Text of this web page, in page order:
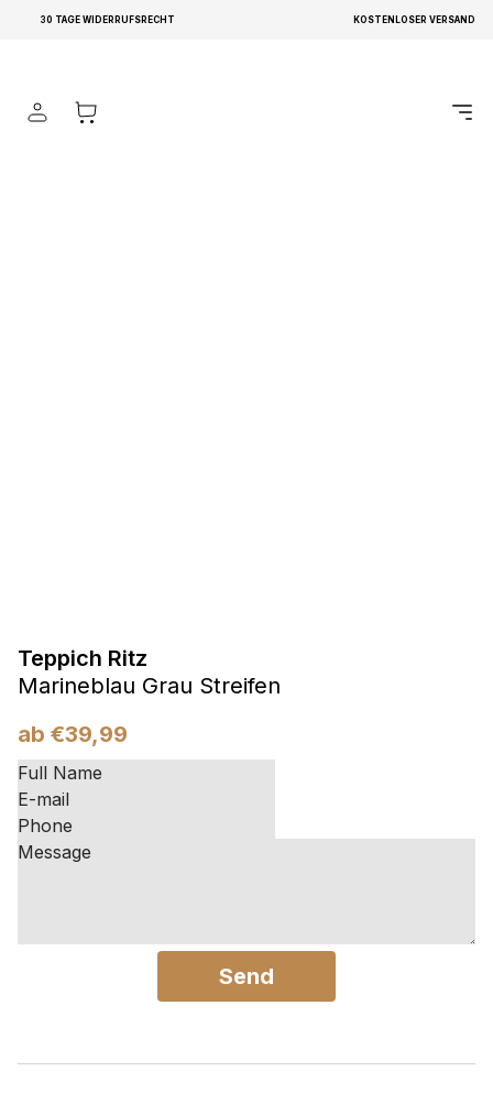
30 TAGE WIDERRUFSRECHT KOSTENLOSER VERSAND
Produkte Teppich Ritz Marineblau Grau Streifen
Teppich Ritz
Marineblau Grau Streifen
ab €39,99
Send